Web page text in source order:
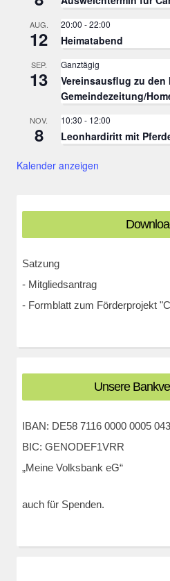
AUG.
12
20:00 -22:00
Heimatabend
SEP.
13
Ganztägig
Vereinsausflug zu den
Gemeindezeitung/
NOV.
8
10:30 - 12:00
Leonhardiritt mit
Kalender anzeigen
Satzung
- Mitgliedsantrag
- Formblatt zum Förderprojekt
Unsere
IBAN: DE58 7116 0000 0005
BIC: GENODEF1VRR
„Meine Volksbank eG“
auch für Spenden.